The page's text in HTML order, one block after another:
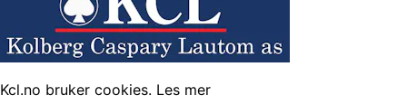
Kcl.no bruker cookies. Les mer